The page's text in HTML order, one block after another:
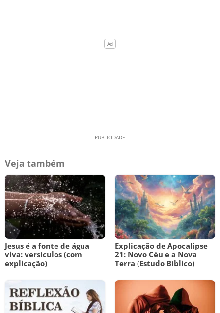
Veja também
Jesus é a fonte de água
viva: versículos (com
explicação)
Explicação de Apocalipse
21: Novo Céu e a Nova
Terra (Estudo Bíblico)